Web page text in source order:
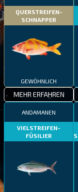
QUERSTREIFEN-
SCHNAPPER
GEWÖHNLICH
MEHR ERFAHREN
ANDAMANEN
VIELSTREIFEN-
FÜSILIER